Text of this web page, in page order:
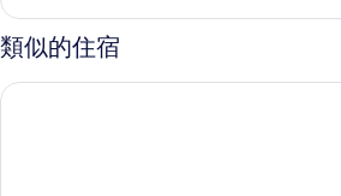
片
BED
的
詳
類似的住宿
柏林東站 Moxy 酒店